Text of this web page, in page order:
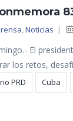
,Noticias |
El
los retos,
PRD Cuba